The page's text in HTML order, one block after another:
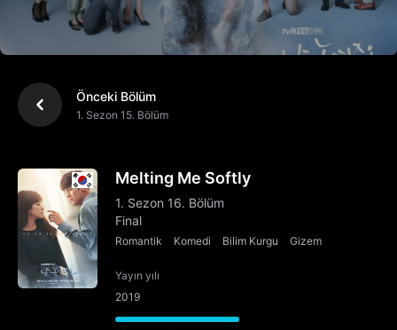
Önceki Bölüm
1. Sezon 15. Bölüm
Melting Me Softly
1. Sezon 16. Bölüm
Final
Romantik Komedi Bilim Kurgu Gizem
Yayın yılı
2019